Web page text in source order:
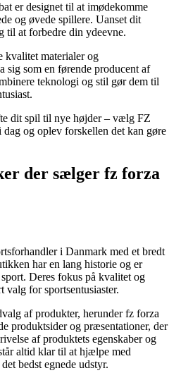
er designet til at imødekomme
og øvede spillere. Uanset dit
til at forbedre din ydeevne.
kvalitet materialer og
sig som en førende producent af
teknologi og stil gør dem til
dit spil til nye højder – vælg FZ
og oplev forskellen det kan gøre
der sælger fz forza
i Danmark med et bredt
har en lang historie og er
Deres fokus på kvalitet og
for sportsentusiaster.
af produkter, herunder fz forza
produktsider og præsentationer, der
af produktets egenskaber og
altid klar til at hjælpe med
bedst egnede udstyr.